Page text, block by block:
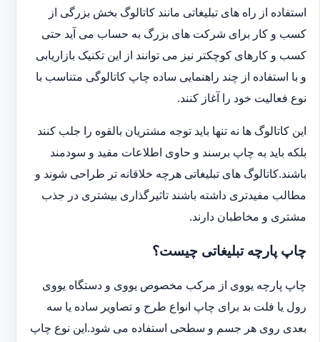
استفاده از راه های تبلیغاتی مانند کاتالوگ بخش بزرگی از
کسب و کار برای شرکت های بزرگ به حساب می آید حتی
کسب و کارهای کوچکتر نیز می توانند از این تکنیک بازاریابی
و با استفاده از چند راهنمایی ساده چاپ کاتالوگی متناسب با
نوع فعالیت خود را آغاز کنند.
این کاتالوگ ها نه تنها باید توجه مشتریان بالقوه را جلب کنند
بلکه باید به چاپ برسند و حاوی اطلاعات مفید و سودمند
باشند.کاتالوگ های تبلیغاتی هرچه خلاقانه تر طراحی شوند و
مطالب مفیدتری داشته باشند تاثیرگذاری بیشتری در جذب
مشتری و مخاطبان دارند.
چاپ پارچه تبلیغاتی چیست؟
چاپ پارچه یووی از مرکب مخصوص یووی و دستگاه یووی
رول یا فلت بد برای چاپ انواع طرح و تصاویر ساده یا سه
بعدی روی هر جسم و سطحی استفاده می شود.این نوع چاپ